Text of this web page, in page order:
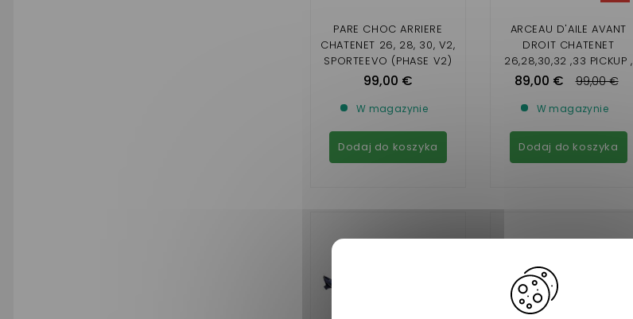
PARE CHOC ARRIERE
CHATENET 26, 28, 30, V2,
SPORTEEVO (PHASE V2)
99,00 €
W magazynie
Dodaj do koszyka
ARCEAU D'AILE AVANT
DROIT CHATENET
26,28,30,32 ,33 PICKUP ,
SPORTEEVO
89,00 € 99,00 €
W magazynie
Dodaj do koszyka